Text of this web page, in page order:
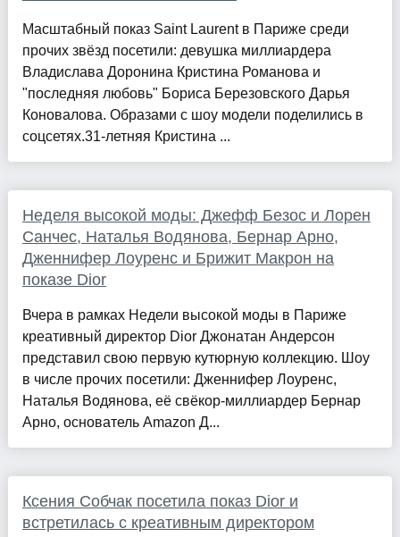
Масштабный показ Saint Laurent в Париже среди
прочих звёзд посетили: девушка миллиардера
Владислава Доронина Кристина Романова и
"последняя любовь" Бориса Березовского Дарья
Коновалова. Образами с шоу модели поделились в
соцсетях.31-летняя Кристина ...
Неделя высокой моды: Джефф Безос и Лорен
Санчес, Наталья Водянова, Бернар Арно,
Дженнифер Лоуренс и Брижит Макрон на
показе Dior
Вчера в рамках Недели высокой моды в Париже
креативный директор Dior Джонатан Андерсон
представил свою первую кутюрную коллекцию. Шоу
в числе прочих посетили: Дженнифер Лоуренс,
Наталья Водянова, её свёкор-миллиардер Бернар
Арно, основатель Amazon Д...
Ксения Собчак посетила показ Dior и
встретилась с креативным директором